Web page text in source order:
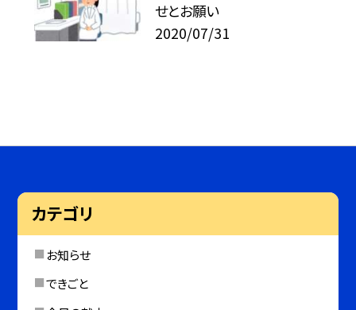
せとお願い
2020/07/31
カテゴリ
お知らせ
できごと